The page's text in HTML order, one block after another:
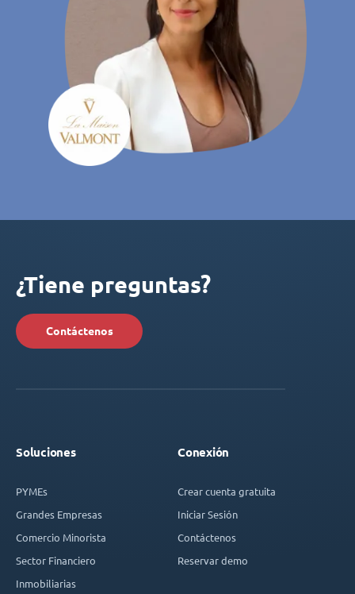
¿Tiene preguntas?
Contáctenos
Soluciones
PYMEs
Grandes Empresas
Comercio Minorista
Sector Financiero
Inmobiliarias
Conexión
Crear cuenta gratuita
Iniciar Sesión
Contáctenos
Reservar demo